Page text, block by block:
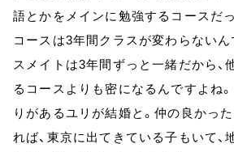
語とかをメインに勉強するコースだ
コースは3年間クラスが変わらないん
スメイトは3年間ずっと一緒だから、
るコースよりも密になるんですよね
りがあるユリが結婚と。仲の良かっ
れば、東京に出てきている子もいて、